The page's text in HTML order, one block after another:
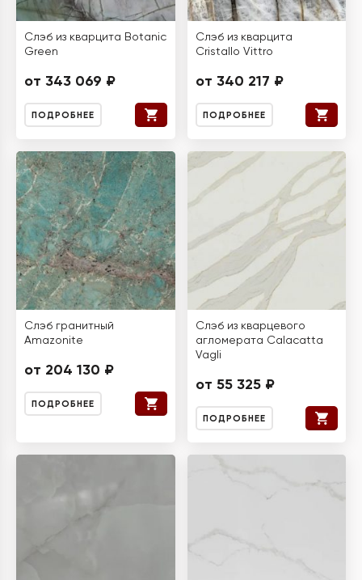
Слэб из кварцита Botanic
Green
от 343 069 ₽
ПОДРОБНЕЕ
Слэб из кварцита
Cristallo Vittro
от 340 217 ₽
ПОДРОБНЕЕ
Слэб гранитный
Amazonite
от 204 130 ₽
ПОДРОБНЕЕ
Слэб из кварцевого
агломерата Calacatta
Vagli
от 55 325 ₽
ПОДРОБНЕЕ